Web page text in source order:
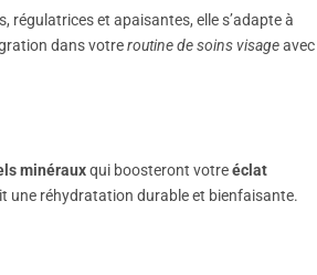
régulatrices et apaisantes, elle s’adapte à
dans votreroutine de soins visageavec
minérauxqui boosteront votreéclat
une réhydratation durable et bienfaisante.